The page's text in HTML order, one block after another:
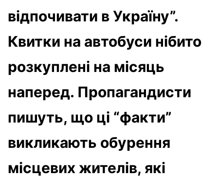
відпочивати в Україну”.
Квитки на автобуси нібито
розкуплені на місяць
наперед. Пропагандисти
пишуть, що ці “факти”
викликають обурення
місцевих жителів, які